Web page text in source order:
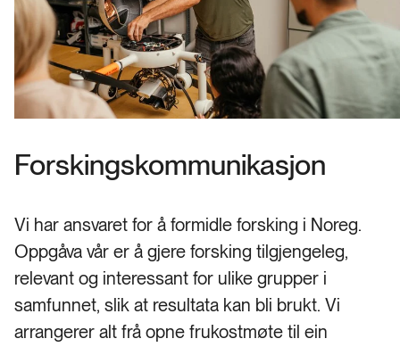
Forskingskommunikasjon
Vi har ansvaret for å formidle forsking i Noreg.
Oppgåva vår er å gjere forsking tilgjengeleg,
relevant og interessant for ulike grupper i
samfunnet, slik at resultata kan bli brukt. Vi
arrangerer alt frå opne frukostmøte til ein